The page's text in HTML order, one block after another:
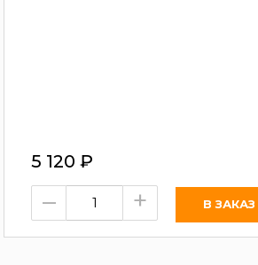
5 120 ₽
– +